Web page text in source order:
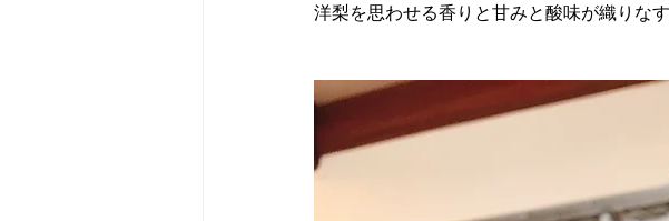
洋梨を思わせる香りと甘みと酸味が織りな